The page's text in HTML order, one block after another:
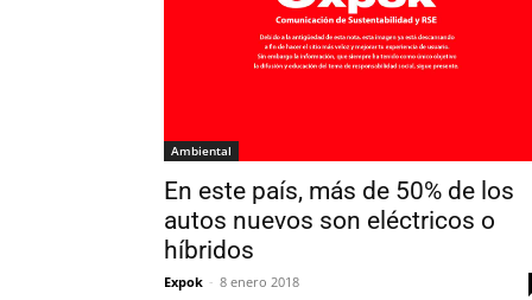
Ambiental
En este país, más de 50% de los
autos nuevos son eléctricos o
híbridos
Expok - 8 enero 2018